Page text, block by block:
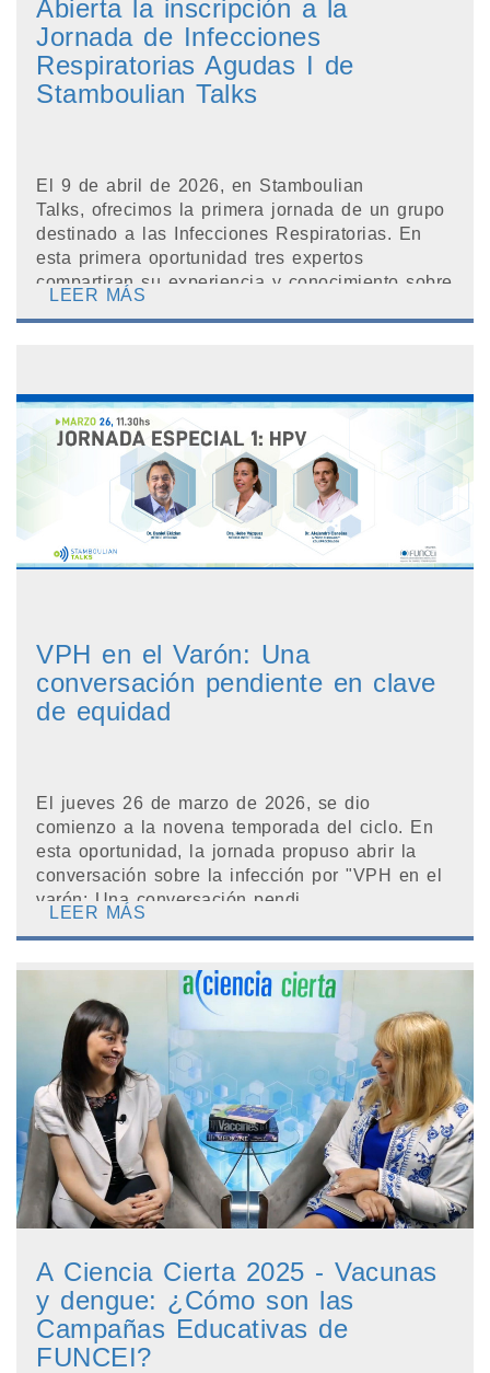
Abierta la inscripción a la
Jornada de Infecciones
Respiratorias Agudas I de
Stamboulian Talks
El 9 de abril de 2026, en Stamboulian
Talks, ofrecimos la primera jornada de un grupo
destinado a las Infecciones Respiratorias. En
esta primera oportunidad tres expertos
compartiran su experiencia y conocimiento sobre
la cl&iac...
LEER MÁS
VPH en el Varón: Una
conversación pendiente en clave
de equidad
El jueves 26 de marzo de 2026, se dio
comienzo a la novena temporada del ciclo. En
esta oportunidad, la jornada propuso abrir la
conversación sobre la infección por "VPH en el
varón: Una conversación pendi...
LEER MÁS
A Ciencia Cierta 2025 - Vacunas
y dengue: ¿Cómo son las
Campañas Educativas de
FUNCEI?